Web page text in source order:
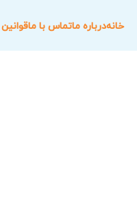
خانهدرباره ماتماس با ما